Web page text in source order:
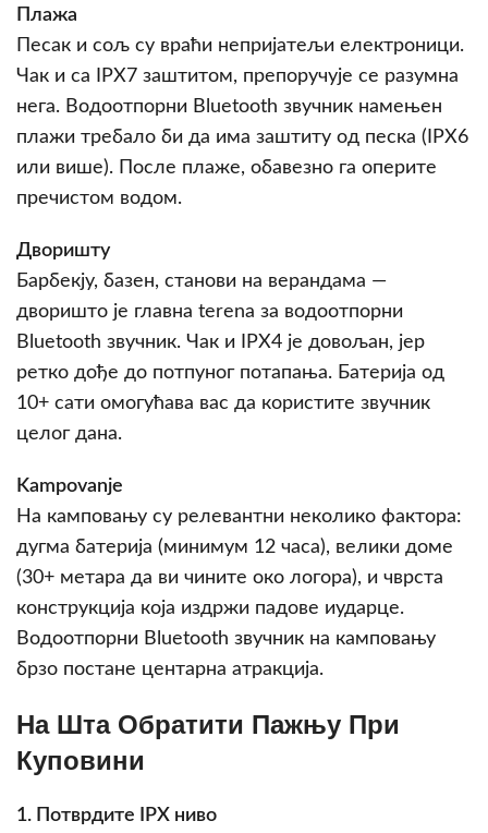
Плажа
Песак и сољ су враћи непријатељи електроници.
Чак и са IPX7 заштитом, препоручује се разумна
нега. Водоотпорни Bluetooth звучник намењен
плажи требало би да има заштиту од песка (IPX6
или вишe). После плаже, обавезно га оперите
пречистом водом.
Дворишту
Барбекју, базен, станови на верандама —
дворишто је главнa terena за водоотпорни
Bluetooth звучник. Чак и IPX4 је довољан, јер
ретко дође до потпуног потапања. Батерија од
10+ сати омогућава вас да користите звучник
целог дана.
Kampovanje
На камповању су релевантни неколико фактора:
дугма батерија (минимум 12 часа), велики доме
(30+ метара да ви чините око логора), и чврста
конструкција која издржи падове иударце.
Водоотпорни Bluetooth звучник на камповању
брзо постане центарна атракција.
На Шта Обратити Пажњу При
Куповини
1. Потврдите IPX ниво